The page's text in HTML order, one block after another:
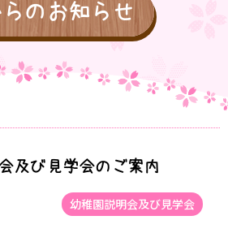
のお知らせ
及び見学会のご案内
幼稚園説明会及び見学会